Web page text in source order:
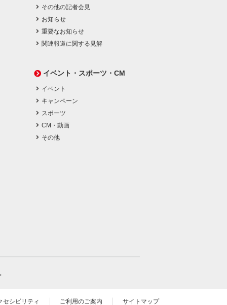
その他の記者会見
お知らせ
重要なお知らせ
関連報道に関する見解
イベント・スポーツ・CM
イベント
キャンペーン
スポーツ
CM・動画
その他
セシビリティ ご利用のご案内 サイトマップ